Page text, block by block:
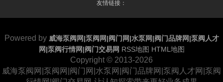
友情链接：
Powered by 威海泵阀网|泵阀网|阀门网|水泵网|阀门品牌网|泵阀人才
网|泵阀行情网|阀门交易网 RSS地图 HTML地图
Copyright © 2013-2026
威海泵阀网|泵阀网|阀门网|水泵网|阀门品牌网|泵阀人才网|泵阀